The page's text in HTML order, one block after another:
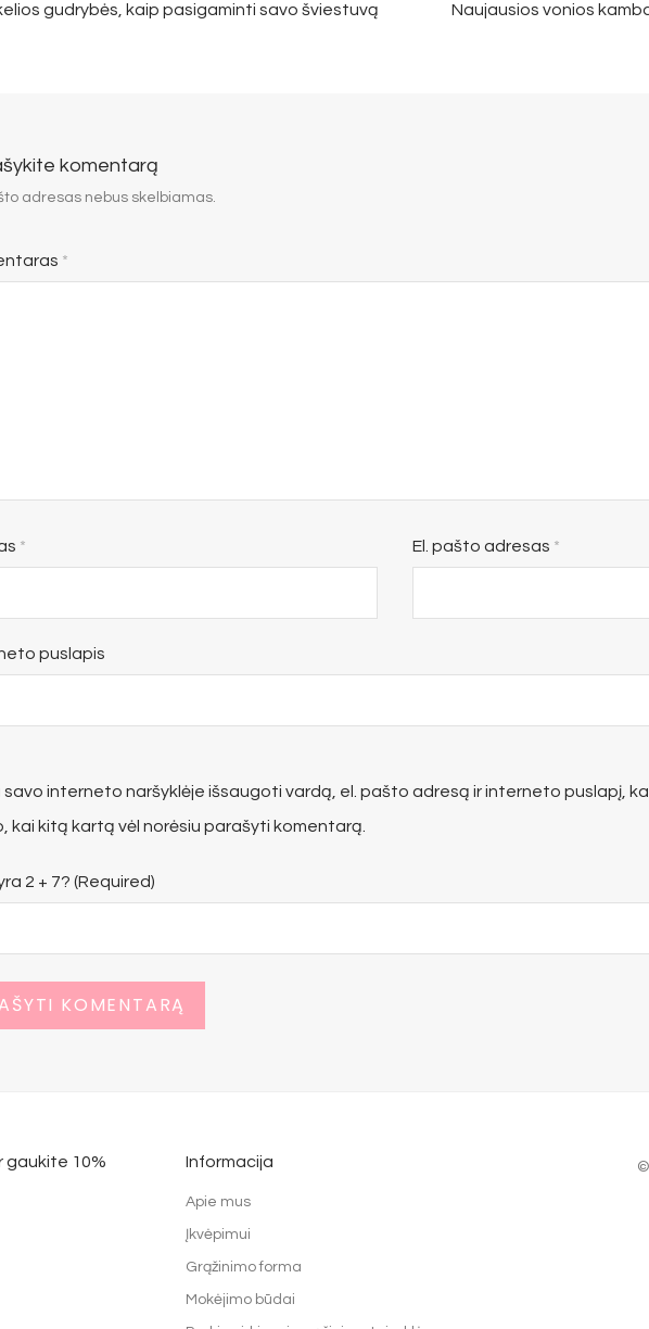
gudrybės, kaip pasigaminti savo šviestuvą
Naujausios vonios
komentarą
adresas nebus skelbiamas.
*
* El. pašto adresas *
puslapis
savo interneto naršyklėje išsaugoti vardą, el. pašto adresą ir interneto puslapį,
kai kitą kartą vėl norėsiu parašyti komentarą.
2 + 7? (Required)
gaukite 10%
Informacija
Apie mus
Įkvėpimui
Grąžinimo forma
Mokėjimo būdai